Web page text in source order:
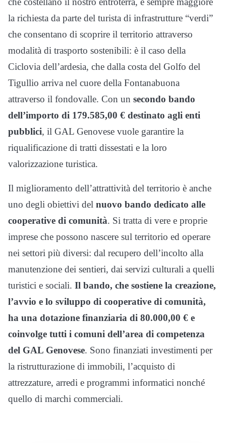
la richiesta da parte del turista di infrastrutture “verdi”
che consentano di scoprire il territorio attraverso
modalità di trasporto sostenibili: è il caso della
Ciclovia dell’ardesia, che dalla costa del Golfo del
Tigullio arriva nel cuore della Fontanabuona
attraverso il fondovalle. Con un secondo bando
dell’importo di 179.585,00 € destinato agli enti
pubblici, il GAL Genovese vuole garantire la
riqualificazione di tratti dissestati e la loro
valorizzazione turistica.
Il miglioramento dell’attrattività del territorio è anche
uno degli obiettivi del nuovo bando dedicato alle
cooperative di comunità. Si tratta di vere e proprie
imprese che possono nascere sul territorio ed operare
nei settori più diversi: dal recupero dell’incolto alla
manutenzione dei sentieri, dai servizi culturali a quelli
turistici e sociali. Il bando, che sostiene la creazione,
l’avvio e lo sviluppo di cooperative di comunità,
ha una dotazione finanziaria di 80.000,00 € e
coinvolge tutti i comuni dell’area di competenza
del GAL Genovese. Sono finanziati investimenti per
la ristrutturazione di immobili, l’acquisto di
attrezzature, arredi e programmi informatici nonché
quello di marchi commerciali.